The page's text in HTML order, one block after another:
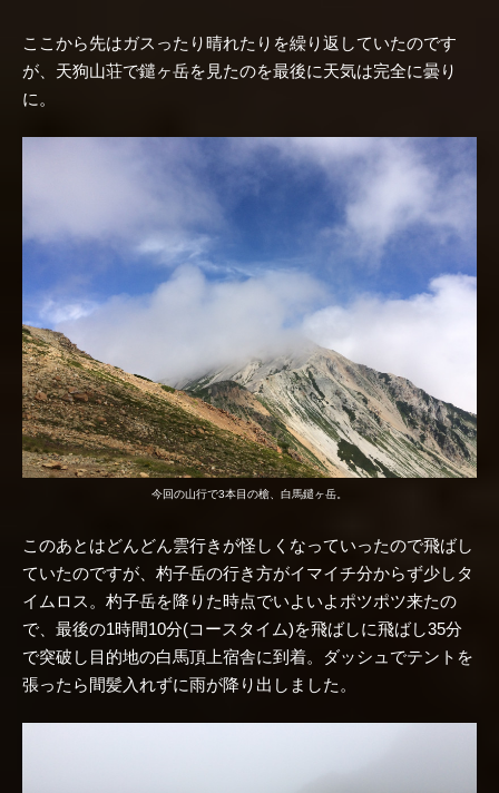
ここから先はガスったり晴れたりを繰り返していたのです
が、天狗山荘で鑓ヶ岳を見たのを最後に天気は完全に曇り
に。
今回の山行で3本目の槍、白馬鑓ヶ岳。
このあとはどんどん雲行きが怪しくなっていったので飛ばし
ていたのですが、杓子岳の行き方がイマイチ分からず少しタ
イムロス。杓子岳を降りた時点でいよいよポツポツ来たの
で、最後の1時間10分(コースタイム)を飛ばしに飛ばし35分
で突破し目的地の白馬頂上宿舎に到着。ダッシュでテントを
張ったら間髪入れずに雨が降り出しました。